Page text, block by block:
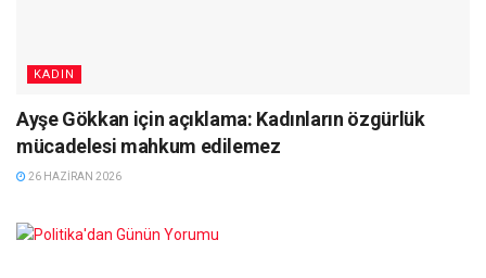
KADIN
Ayşe Gökkan için açıklama: Kadınların özgürlük
mücadelesi mahkum edilemez
26 HAZIRAN 2026